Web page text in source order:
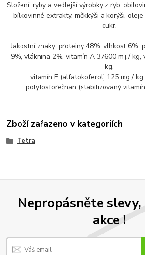
Složení: ryby a vedlejší výrobky z ryb,
bílkovinné extrakty, měkkýši a korýši, oleje
cukr.
Jakostní znaky: proteiny 48%, vlhkost 6%,
9%, vláknina 2%, vitamín A 37600 m.j./ kg,
kg,
vitamín E (alfatokoferol) 125 mg /
polyfosforečnan (stabilizovaný
Zboží zařazeno v kategoriích
Tetra
Nepropásněte slevy,
akce !